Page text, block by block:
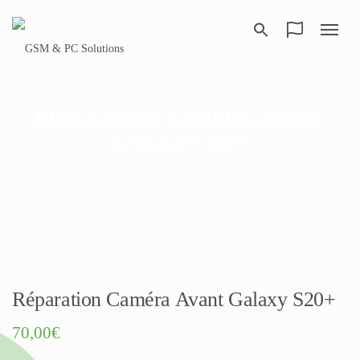
Réparation Caméra Avant Galaxy S20+
70,00€